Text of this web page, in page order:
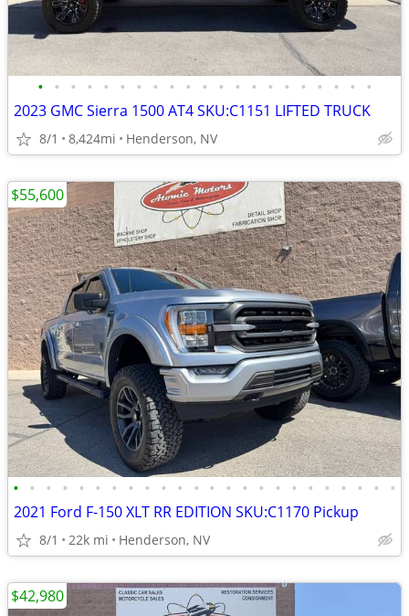
• • • • • • • • • • • • • • • • • • • • •
2023 GMC Sierra 1500 AT4 SKU:C1151 LIFTED TRUCK
8/1 8,424mi Henderson, NV
• • • • • • • • • • • • • • • • • • • • • • • •
2021 Ford F-150 XLT RR EDITION SKU:C1170 Pickup
8/1 22k mi Henderson, NV
$55,600
$42,980